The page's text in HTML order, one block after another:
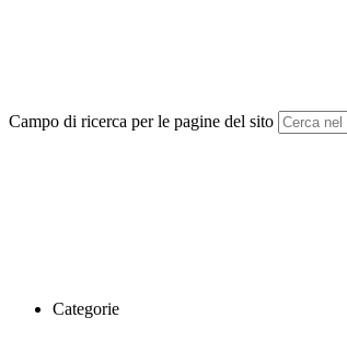
Campo di ricerca per le pagine del sito
Categorie